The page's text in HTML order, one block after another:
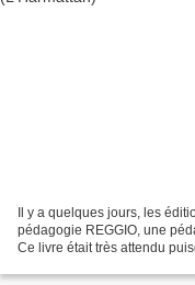
Il y a quelques jours, les
pédagogie REGGIO, une
Ce livre était très attendu